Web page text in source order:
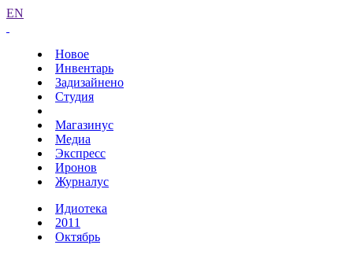
EN
Новое
Инвентарь
Задизайнено
Студия
Магазинус
Медиа
Экспресс
Иронов
Журналус
Идиотека
2011
Октябрь